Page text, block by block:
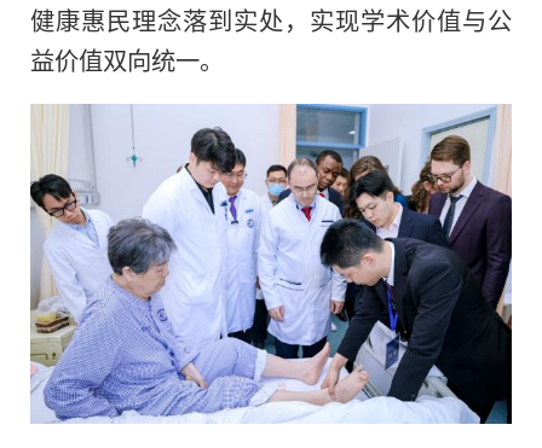
健康惠民理念落到实处，实现学术价值与公
益价值双向统一。